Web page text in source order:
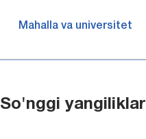
Mahalla va universitet
So'nggi yangiliklar